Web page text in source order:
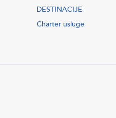
DESTINACIJE
Charter usluge